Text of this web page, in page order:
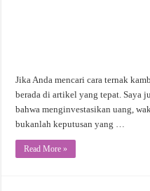
Jika Anda mencari cara ternak
berada di artikel yang tepat. Saya
bahwa menginvestasikan uang,
bukanlah keputusan yang …
Read More »